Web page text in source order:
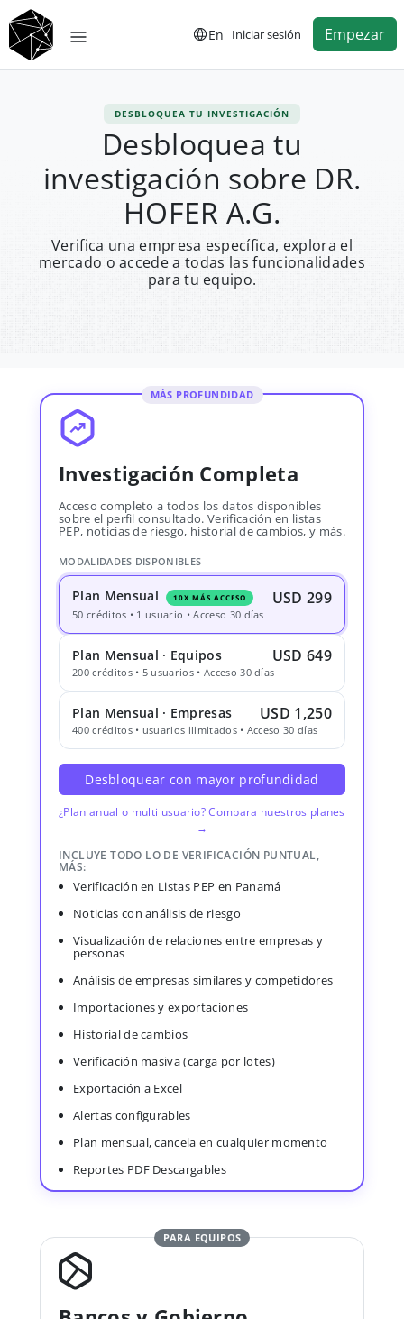
En Iniciar sesión Empezar
DESBLOQUEA TU INVESTIGACIÓN
Desbloquea tu
investigación sobre DR.
HOFER A.G.
Verifica una empresa específica, explora el
mercado o accede a todas las funcionalidades
para tu equipo.
MÁS PROFUNDIDAD
Investigación Completa
Acceso completo a todos los datos disponibles
sobre el perfil consultado. Verificación en listas
PEP, noticias de riesgo, historial de cambios, y más.
MODALIDADES DISPONIBLES
Plan Mensual 10X MÁS ACCESO USD 299
50 créditos • 1 usuario • Acceso 30 días
Plan Mensual · Equipos USD 649
200 créditos • 5 usuarios • Acceso 30 días
Plan Mensual · Empresas USD 1,250
400 créditos • usuarios ilimitados • Acceso 30 días
Desbloquear con mayor profundidad
¿Plan anual o multi usuario? Compara nuestros planes
→
INCLUYE TODO LO DE VERIFICACIÓN PUNTUAL,
MÁS:
Verificación en Listas PEP en Panamá
Noticias con análisis de riesgo
Visualización de relaciones entre empresas y
personas
Análisis de empresas similares y competidores
Importaciones y exportaciones
Historial de cambios
Verificación masiva (carga por lotes)
Exportación a Excel
Alertas configurables
Plan mensual, cancela en cualquier momento
Reportes PDF Descargables
PARA EQUIPOS